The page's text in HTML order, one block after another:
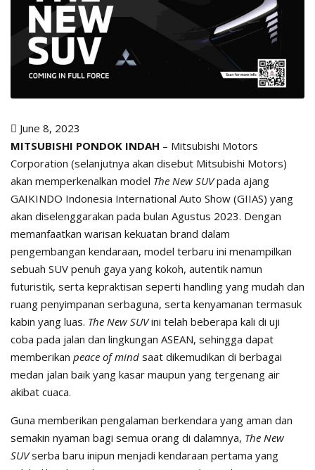
June 8, 2023
MITSUBISHI PONDOK INDAH – Mitsubishi Motors
Corporation (selanjutnya akan disebut Mitsubishi Motors)
akan memperkenalkan model The New SUVpada ajang
GAIKINDO Indonesia International Auto Show (GIIAS) yang
akan diselenggarakan pada bulan Agustus 2023. Dengan
memanfaatkan warisan kekuatan brand dalam
pengembangan kendaraan, model terbaru ini menampilkan
sebuah SUV penuh gaya yang kokoh, autentik namun
futuristik, serta kepraktisan seperti handling yang mudah dan
ruang penyimpanan serbaguna, serta kenyamanan termasuk
kabin yang luas. The New SUVini telah beberapa kali di uji
coba pada jalan dan lingkungan ASEAN, sehingga dapat
memberikan peace of mind saat dikemudikan di berbagai
medan jalan baik yang kasar maupun yang tergenang air
akibat cuaca.
Guna memberikan pengalaman berkendara yang aman dan
semakin nyaman bagi semua orang di dalamnya, The New
SUV serba baru inipun menjadi kendaraan pertama yang